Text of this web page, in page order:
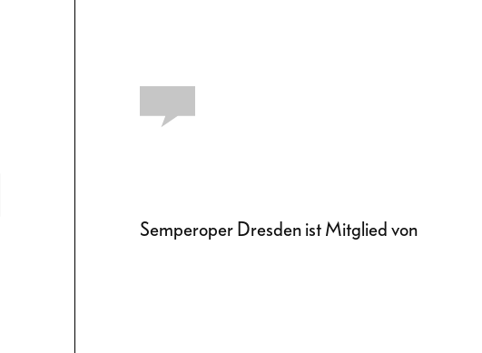
Semperoper Dresden ist Mitglied von